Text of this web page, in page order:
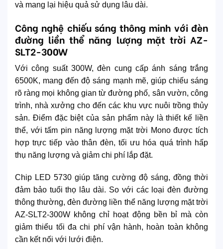
và mang lại hiệu quả sử dụng lâu dài.
Công nghệ chiếu sáng thông minh với đèn
đường liền thể năng lượng mặt trời AZ-
SLT2-300W
Với công suất 300W, đèn cung cấp ánh sáng trắng
6500K, mang đến độ sáng mạnh mẽ, giúp chiếu sáng
rõ ràng mọi không gian từ đường phố, sân vườn, công
trình, nhà xưởng cho đến các khu vực nuôi trồng thủy
sản. Điểm đặc biệt của sản phẩm này là thiết kế liền
thể, với tấm pin năng lượng mặt trời Mono được tích
hợp trực tiếp vào thân đèn, tối ưu hóa quá trình hấp
thụ năng lượng và giảm chi phí lắp đặt.
Chip LED 5730 giúp tăng cường độ sáng, đồng thời
đảm bảo tuổi thọ lâu dài. So với các loại đèn đường
thông thường, đèn đường liền thể năng lượng mặt trời
AZ-SLT2-300W không chỉ hoạt động bền bỉ mà còn
giảm thiểu tối đa chi phí vận hành, hoàn toàn không
cần kết nối với lưới điện.